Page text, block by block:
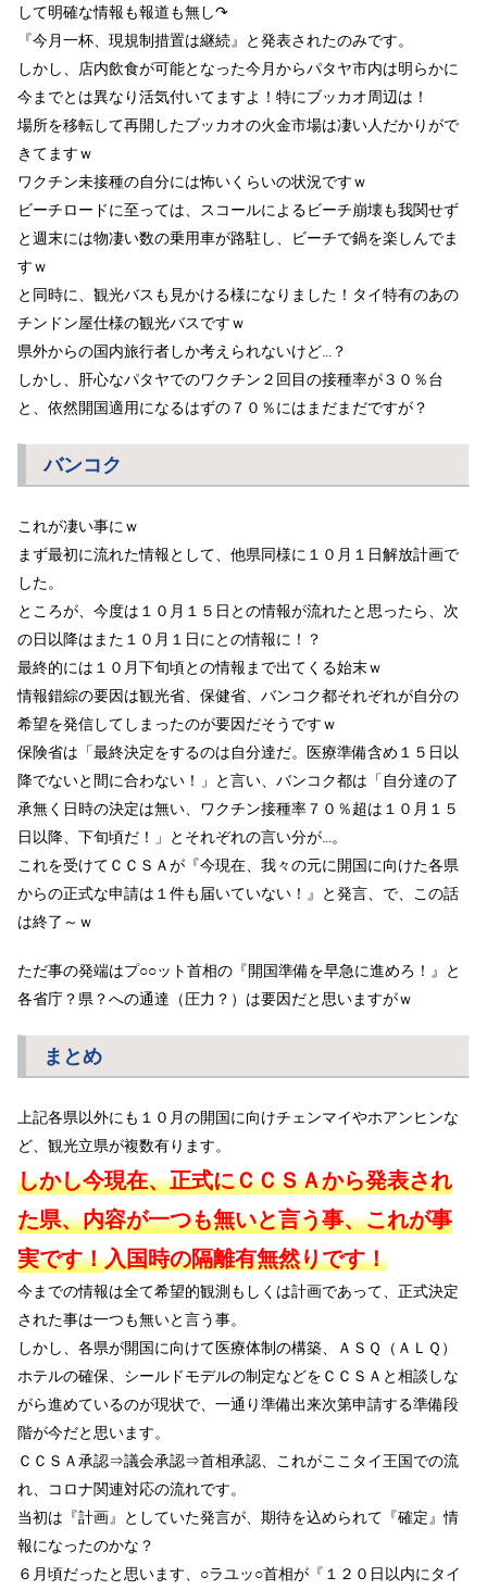
して明確な情報も報道も無し↷
『今月一杯、現規制措置は継続』と発表されたのみです。
しかし、店内飲食が可能となった今月からパタヤ市内は明らかに
今までとは異なり活気付いてますよ！特にブッカオ周辺は！
場所を移転して再開したブッカオの火金市場は凄い人だかりがで
きてますｗ
ワクチン未接種の自分には怖いくらいの状況ですｗ
ビーチロードに至っては、スコールによるビーチ崩壊も我関せず
と週末には物凄い数の乗用車が路駐し、ビーチで鍋を楽しんでま
すｗ
と同時に、観光バスも見かける様になりました！タイ特有のあの
チンドン屋仕様の観光バスですｗ
県外からの国内旅行者しか考えられないけど…？
しかし、肝心なパタヤでのワクチン２回目の接種率が３０％台
と、依然開国適用になるはずの７０％にはまだまだですが？
バンコク
これが凄い事にｗ
まず最初に流れた情報として、他県同様に１０月１日解放計画で
した。
ところが、今度は１０月１５日との情報が流れたと思ったら、次
の日以降はまた１０月１日にとの情報に！？
最終的には１０月下旬頃との情報まで出てくる始末ｗ
情報錯綜の要因は観光省、保健省、バンコク都それぞれが自分の
希望を発信してしまったのが要因だそうですｗ
保険省は「最終決定をするのは自分達だ。医療準備含め１５日以
降でないと間に合わない！」と言い、バンコク都は「自分達の了
承無く日時の決定は無い、ワクチン接種率７０％超は１０月１５
日以降、下旬頃だ！」とそれぞれの言い分が…。
これを受けてＣＣＳＡが『今現在、我々の元に開国に向けた各県
からの正式な申請は１件も届いていない！』と発言、で、この話
は終了～ｗ
ただ事の発端はプ○○ット首相の『開国準備を早急に進めろ！』と
各省庁？県？への通達（圧力？）は要因だと思いますがｗ
まとめ
上記各県以外にも１０月の開国に向けチェンマイやホアンヒンな
ど、観光立県が複数有ります。
しかし今現在、正式にＣＣＳＡから発表され
た県、内容が一つも無いと言う事、これが事
実です！入国時の隔離有無然りです！
今までの情報は全て希望的観測もしくは計画であって、正式決定
された事は一つも無いと言う事。
しかし、各県が開国に向けて医療体制の構築、ＡＳＱ（ＡＬＱ）
ホテルの確保、シールドモデルの制定などをＣＣＳＡと相談しな
がら進めているのが現状で、一通り準備出来次第申請する準備段
階が今だと思います。
ＣＣＳＡ承認⇒議会承認⇒首相承認、これがここタイ王国での流
れ、コロナ関連対応の流れです。
当初は『計画』としていた発言が、期待を込められて『確定』情
報になったのかな？
６月頃だったと思います、○ラユッ○首相が『１２０日以内にタイ